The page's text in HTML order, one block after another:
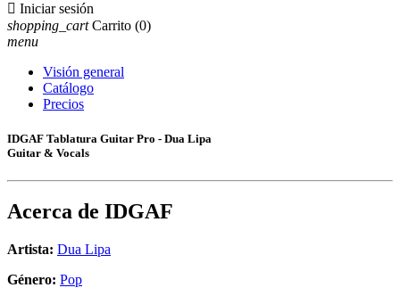
 Iniciar sesión
shopping_cart Carrito (0)
menu
Visión general
Catálogo
Precios
IDGAF Tablatura Guitar Pro - Dua Lipa
Guitar & Vocals
Acerca de IDGAF
Artista: Dua Lipa
Género: Pop